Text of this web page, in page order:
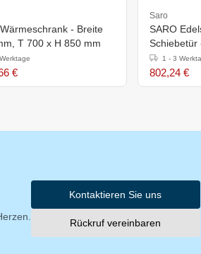
- Breite
T 700 x H 850 mm
€
Saro
SARO
Schiebetür
1 - 3
802,24 €
Kontaktieren Sie uns
Rückruf vereinbaren